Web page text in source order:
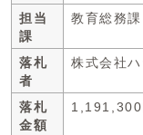
担当
課
教育総務課
落札
者
株式会社
落札
金額
1,191,300